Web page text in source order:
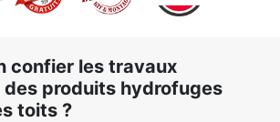
confier les travaux
produits hydrofuges
toits ?